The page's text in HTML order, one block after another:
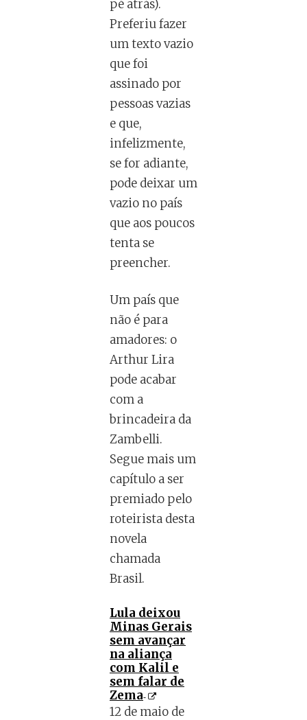
pé atrás).
Preferiu fazer
um texto vazio
que foi
assinado por
pessoas vazias
e que,
infelizmente,
se for adiante,
pode deixar um
vazio no país
que aos poucos
tenta se
preencher.
Um país que
não é para
amadores: o
Arthur Lira
pode acabar
com a
brincadeira da
Zambelli.
Segue mais um
capítulo a ser
premiado pelo
roteirista desta
novela
chamada
Brasil.
Lula deixou
Minas Gerais
sem avançar
na aliança
com Kalil e
sem falar de
Zema
12 de maio de